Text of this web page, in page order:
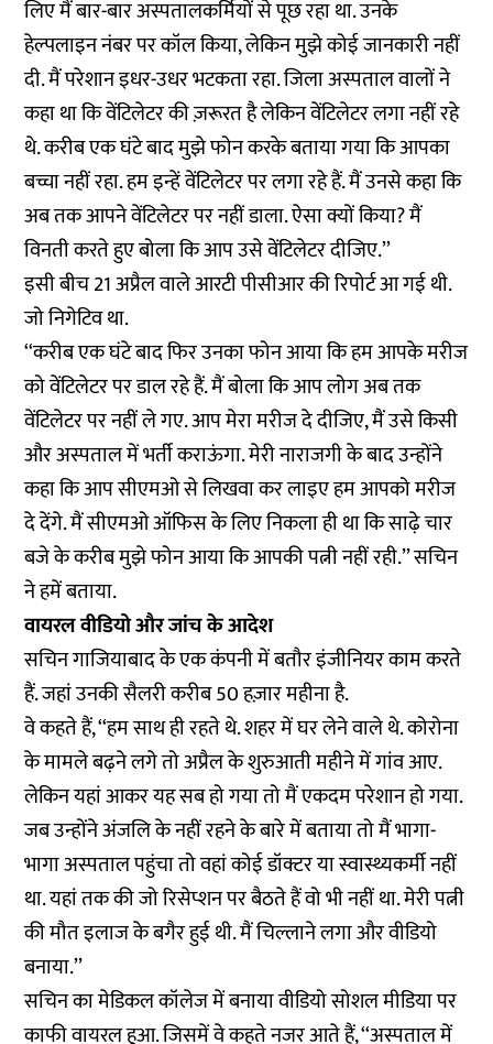
लिए मैं बार-बार अस्पतालकर्मियों से पूछ रहा था. उनके
हेल्पलाइन नंबर पर कॉल किया, लेकिन मुझे कोई जानकारी नहीं
दी. मैं परेशान इधर-उधर भटकता रहा. जिला अस्पताल वालों ने
कहा था कि वेंटिलेटर की ज़रूरत है लेकिन वेंटिलेटर लगा नहीं रहे
थे. करीब एक घंटे बाद मुझे फोन करके बताया गया कि आपका
बच्चा नहीं रहा. हम इन्हें वेंटिलेटर पर लगा रहे हैं. मैं उनसे कहा कि
अब तक आपने वेंटिलेटर पर नहीं डाला. ऐसा क्यों किया? मैं
विनती करते हुए बोला कि आप उसे वेंटिलेटर दीजिए.’’
इसी बीच 21 अप्रैल वाले आरटी पीसीआर की रिपोर्ट आ गई थी.
जो निगेटिव था.
‘‘करीब एक घंटे बाद फिर उनका फोन आया कि हम आपके मरीज
को वेंटिलेटर पर डाल रहे हैं. मैं बोला कि आप लोग अब तक
वेंटिलेटर पर नहीं ले गए. आप मेरा मरीज दे दीजिए, मैं उसे किसी
और अस्पताल में भर्ती कराऊंगा. मेरी नाराजगी के बाद उन्होंने
कहा कि आप सीएमओ से लिखवा कर लाइए हम आपको मरीज
दे देंगे. मैं सीएमओ ऑफिस के लिए निकला ही था कि साढ़े चार
बजे के करीब मुझे फोन आया कि आपकी पत्नी नहीं रही.’’ सचिन
ने हमें बताया.
वायरल वीडियो और जांच के आदेश
सचिन गाजियाबाद के एक कंपनी में बतौर इंजीनियर काम करते
हैं. जहां उनकी सैलरी करीब 50 हज़ार महीना है.
वे कहते हैं, ‘‘हम साथ ही रहते थे. शहर में घर लेने वाले थे. कोरोना
के मामले बढ़ने लगे तो अप्रैल के शुरुआती महीने में गांव आए.
लेकिन यहां आकर यह सब हो गया तो मैं एकदम परेशान हो गया.
जब उन्होंने अंजलि के नहीं रहने के बारे में बताया तो मैं भागा-
भागा अस्पताल पहुंचा तो वहां कोई डॉक्टर या स्वास्थ्यकर्मी नहीं
था. यहां तक की जो रिसेप्शन पर बैठते हैं वो भी नहीं था. मेरी पत्नी
की मौत इलाज के बगैर हुई थी. मैं चिल्लाने लगा और वीडियो
बनाया.’’
सचिन का मेडिकल कॉलेज में बनाया वीडियो सोशल मीडिया पर
काफी वायरल हुआ. जिसमें वे कहते नजर आते हैं, ‘‘अस्पताल में